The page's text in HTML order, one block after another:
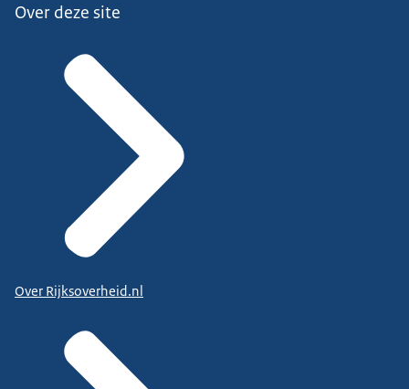
Over deze site
Over Rijksoverheid.nl